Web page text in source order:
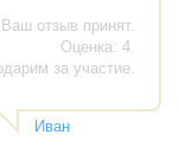
Иван
Ваш отзыв принят.
Оценка: 4.
за участие.